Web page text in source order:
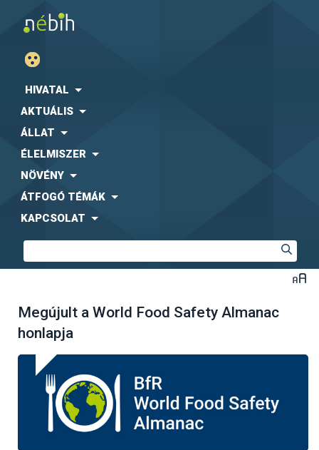
HIVATAL
AKTUÁLIS
ÁLLAT
ÉLELMISZER
NÖVÉNY
ÁTFOGÓ TÉMÁK
KAPCSOLAT
Megújult a World Food Safety Almanac
honlapja